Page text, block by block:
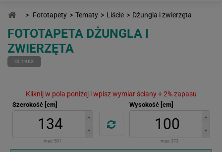
> Fototapety > Tematy > Liście > Dżungla i zwierzęta
FOTOTAPETA DŻUNGLA I
ZWIERZĘTA
ID 1962
Kliknij w pola poniżej i wpisz wymiar ściany + 2% zapasu
Szerokość [cm]
max: 501
Wysokość [cm]
max: 373